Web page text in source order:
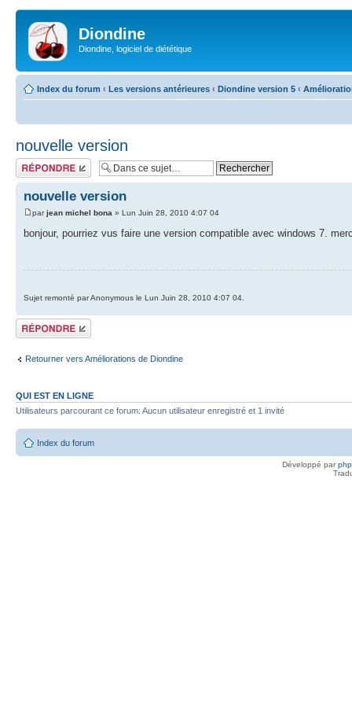
Diondine
Diondine, logiciel de diététique
Index du forum ‹ Les versions antérieures ‹ Diondine version 5 ‹
nouvelle version
Répondre
nouvelle version
parjean michel bona » Lun Juin 28, 2010 4:07 04
bonjour, pourriez vus faire une version compatible avec windows 7.
Sujet remonté par Anonymous le Lun Juin 28, 2010 4:07 04.
Répondre
Retourner vers Améliorations de Diondine
QUI EST EN LIGNE
Utilisateurs parcourant ce forum: Aucun utilisateur enregistré et 1 invité
Index du forum
Développé par